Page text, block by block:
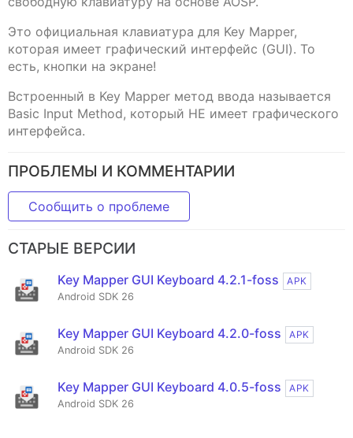
Это официальная клавиатура для Key Mapper,
которая имеет графический интерфейс (GUI). То
есть, кнопки на экране!
Встроенный в Key Mapper метод ввода называется
Basic Input Method, который НЕ имеет графического
интерфейса.
ПРОБЛЕМЫ И КОММЕНТАРИИ
Сообщить о проблеме
СТАРЫЕ ВЕРСИИ
Key Mapper GUI Keyboard 4.2.1-foss
APK
Android SDK 26
Key Mapper GUI Keyboard 4.2.0-foss
APK
Android SDK 26
Key Mapper GUI Keyboard 4.0.5-foss
APK
Android SDK 26